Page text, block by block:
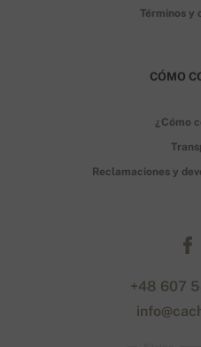
Términos y
CÓMO
¿Cómo
Reclamaciones y
+48 607